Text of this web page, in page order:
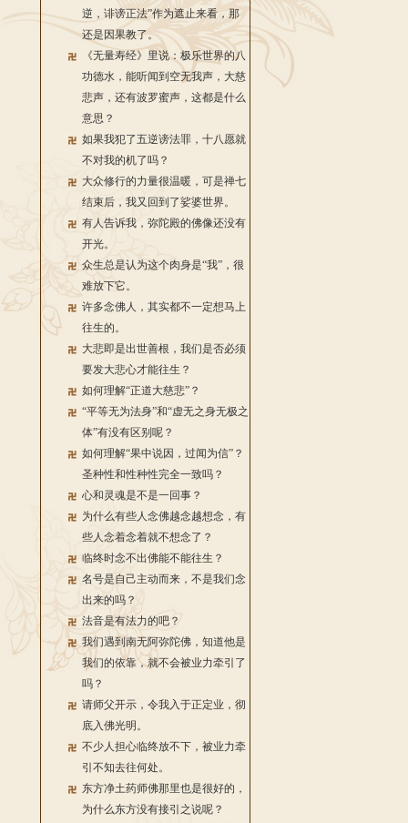
逆，诽谤正法”作为遮止来看，那
还是因果教了。
《无量寿经》里说：极乐世界的八
功德水，能听闻到空无我声，大慈
悲声，还有波罗蜜声，这都是什么
意思？
如果我犯了五逆谤法罪，十八愿就
不对我的机了吗？
大众修行的力量很温暖，可是禅七
结束后，我又回到了娑婆世界。
有人告诉我，弥陀殿的佛像还没有
开光。
众生总是认为这个肉身是“我”，很
难放下它。
许多念佛人，其实都不一定想马上
往生的。
大悲即是出世善根，我们是否必须
要发大悲心才能往生？
如何理解“正道大慈悲”？
“平等无为法身”和“虚无之身无极之
体”有没有区别呢？
如何理解“果中说因，过闻为信”？
圣种性和性种性完全一致吗？
心和灵魂是不是一回事？
为什么有些人念佛越念越想念，有
些人念着念着就不想念了？
临终时念不出佛能不能往生？
名号是自己主动而来，不是我们念
出来的吗？
法音是有法力的吧？
我们遇到南无阿弥陀佛，知道他是
我们的依靠，就不会被业力牵引了
吗？
请师父开示，令我入于正定业，彻
底入佛光明。
不少人担心临终放不下，被业力牵
引不知去往何处。
东方净土药师佛那里也是很好的，
为什么东方没有接引之说呢？